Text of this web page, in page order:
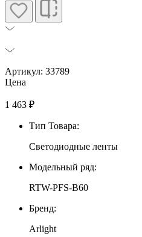
Артикул: 33789
Цена
1 463 ₽
Тип Товара:
Светодиодные ленты
Модельный ряд:
RTW-PFS-B60
Бренд:
Arlight